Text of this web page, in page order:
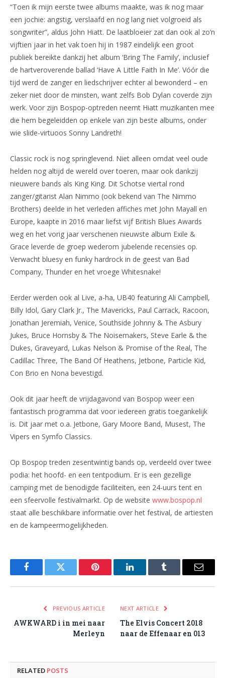
“Toen ik mijn eerste twee albums maakte, was ik nog maar
een jochie: angstig, verslaafd en nog lang niet volgroeid als
songwriter”, aldus John Hiatt. De laatbloeier zat dan ook al zo’n
vijftien jaar in het vak toen hij in 1987 eindelijk een groot
publiek bereikte dankzij het album ‘Bring The Family’, inclusief
de hartveroverende ballad ‘Have A Little Faith In Me’. Vóór die
tijd werd de zanger en liedschrijver echter al bewonderd – en
zeker niet door de minsten, want zelfs Bob Dylan coverde zijn
werk. Voor zijn Bospop-optreden neemt Hiatt muzikanten mee
die hem begeleidden op enkele van zijn beste albums, onder
wie slide-virtuoos Sonny Landreth!
Classic rock is nog springlevend. Niet alleen omdat veel oude
helden nog altijd de wereld over toeren, maar ook dankzij
nieuwere bands als King King. Dit Schotse viertal rond
zanger/gitarist Alan Nimmo (ook bekend van The Nimmo
Brothers) deelde in het verleden affiches met John Mayall en
Europe, kaapte in 2016 maar liefst vijf British Blues Awards
weg en het vorig jaar verschenen nieuwste album Exile &
Grace leverde de groep wederom jubelende recensies op.
Verwacht bluesy en funky hardrock in de geest van Bad
Company, Thunder en het vroege Whitesnake!
Eerder werden ook al Live, a-ha, UB40 featuring Ali Campbell,
Billy Idol, Gary Clark Jr., The Mavericks, Paul Carrack, Racoon,
Jonathan Jeremiah, Venice, Southside Johnny & The Asbury
Jukes, Bruce Hornsby & The Noisemakers, Steve Earle & the
Dukes, Graveyard, Lukas Nelson & Promise of the Real, The
Cadillac Three, The Band Of Heathens, Jetbone, Particle Kid,
Con Brio en Nona bevestigd.
Ook dit jaar heeft de vrijdagavond van Bospop weer een
fantastisch programma dat voor iedereen gratis toegankelijk
is. Dit jaar met o.a. Jetbone, Gary Moore Band, Musest, The
Vipers en Symfo Classics.
Op Bospop treden zesentwintig bands op, verdeeld over twee
podia: het hoofd- en een tentpodium. Er is een gezellige
camping met de benodigde faciliteiten, een 24-uurs tent en
een sfeervolle festivalmarkt. Op de website www.bospop.nl
staat alle beschikbare informatie over het festival, de artiesten
en de kampeermogelijkheden.
FacebookTwitter Pinterest LinkedInTumblr Email
PREVIOUS ARTICLE
AWKWARD i in mei naar
Merleyn
NEXT ARTICLE
The Elvis Concert 2018
naar de Effenaar en 013
RELATED POSTS